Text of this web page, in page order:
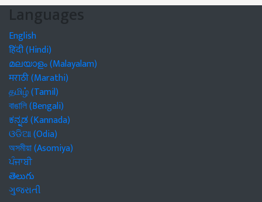
Languages
English
हिंदी (Hindi)
മലയാളം (Malayalam)
मराठी (Marathi)
தமிழ் (Tamil)
বাঙালি (Bengali)
ಕನ್ನಡ (Kannada)
ଓଡିଆ (Odia)
অসমীয়া (Asomiya)
ਪੰਜਾਬੀ
తెలుగు
ગુજરાતી